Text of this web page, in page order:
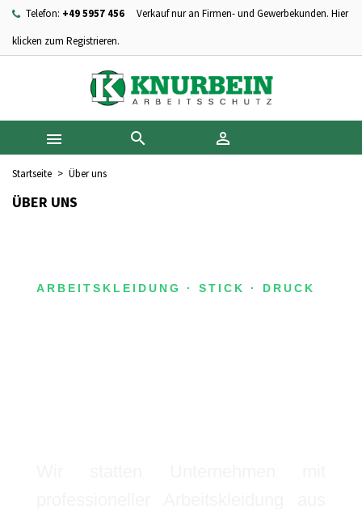
Telefon: +49 5957 456
Verkauf nur an Firmen- und Gewerbekunden. Hier
klicken zum Registrieren.
  
Startseite Über uns
ÜBER UNS
ARBEITSKLEIDUNG · STICK · DRUCK
Ihre Wunschlisten
Neue Liste anlegen
((modalTitle))
((confirmMessage))
((cancelText)) ((modalDeleteText))
Wunschliste erstellen
Name der Wunschliste
Abbrechen Wunschliste erstellen
Anmelden
Sie müssen angemeldet sein, um Artikel Ihrer Wunschliste
hinzufügen zu können.
Abbrechen